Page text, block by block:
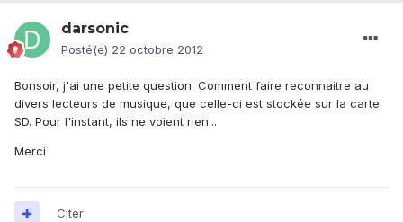
darsonic
Posté(e) 22 octobre 2012
Bonsoir, j'ai une petite question. Comment faire reconnaitre au
divers lecteurs de musique, que celle-ci est stockée sur la carte
SD. Pour l'instant, ils ne voient rien...
Merci
Citer